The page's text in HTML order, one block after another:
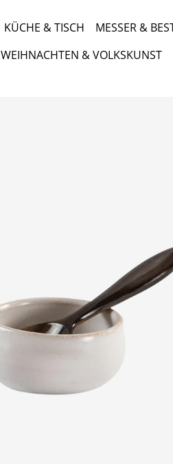
KÜCHE & TISCH MESSER &
WEIHNACHTEN & VOLKSKUNST